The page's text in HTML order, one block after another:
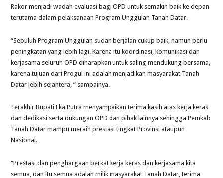
Rakor menjadi wadah evaluasi bagi OPD untuk semakin baik ke depan
terutama dalam pelaksanaan Program Unggulan Tanah Datar.
“Sepuluh Program Unggulan sudah berjalan cukup baik, namun perlu
peningkatan yang lebih lagi. Karena itu koordinasi, komunikasi dan
kerjasama seluruh OPD diharapkan untuk saling mendukung bersama,
karena tujuan dari Progul ini adalah menjadikan masyarakat Tanah
Datar lebih sejahtera, ” sampainya.
Terakhir Bupati Eka Putra menyampaikan terima kasih atas kerja keras
dan dedikasi serta dukungan OPD dan pihak lainnya sehingga Pemkab
Tanah Datar mampu meraih prestasi tingkat Provinsi ataupun
Nasional.
“Prestasi dan penghargaan berkat kerja keras dan kerjasama kita
semua, dan itu semua adalah milik masyarakat Tanah Datar, terima